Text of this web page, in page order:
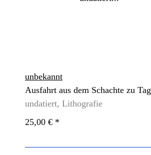
unbekannt
Ausfahrt aus dem Schachte zu Tag
undatiert, Lithografie
25,00 € *